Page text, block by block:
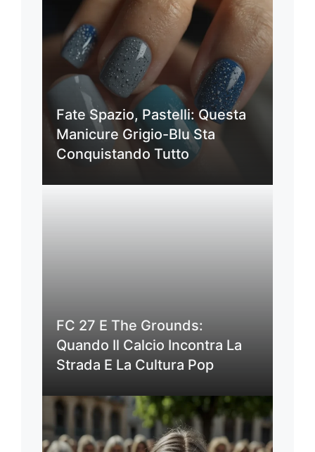
Fate Spazio, Pastelli: Questa
Manicure Grigio-Blu Sta
Conquistando Tutto
FC 27 E The Grounds:
Quando Il Calcio Incontra La
Strada E La Cultura Pop